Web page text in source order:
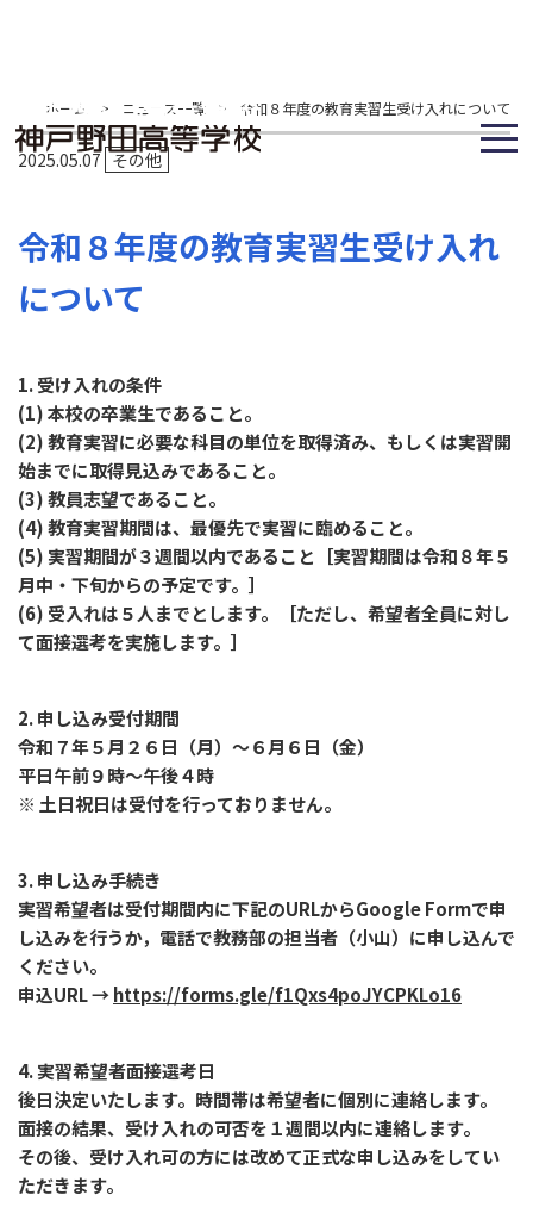
ホーム > ニュース一覧 > 令和８年度の教育実習生受け入れについて
2025.05.07 その他
令和８年度の教育実習生受け入れ
について
1. 受け入れの条件
(1) 本校の卒業生であること。
(2) 教育実習に必要な科目の単位を取得済み、もしくは実習開
始までに取得見込みであること。
(3) 教員志望であること。
(4) 教育実習期間は、最優先で実習に臨めること。
(5) 実習期間が３週間以内であること［実習期間は令和８年５
月中・下旬からの予定です。］
(6) 受入れは５人までとします。［ただし、希望者全員に対し
て面接選考を実施します。］
2. 申し込み受付期間
令和７年５月２６日（月）～６月６日（金）
平日午前９時～午後４時
※ 土日祝日は受付を行っておりません。
3. 申し込み手続き
実習希望者は受付期間内に下記のURLからGoogle Formで申
し込みを行うか，電話で教務部の担当者（小山）に申し込んで
ください。
申込URL →https://forms.gle/f1Qxs4poJYCPKLo16
4. 実習希望者面接選考日
後日決定いたします。時間帯は希望者に個別に連絡します。
面接の結果、受け入れの可否を１週間以内に連絡します。
その後、受け入れ可の方には改めて正式な申し込みをしてい
ただきます。